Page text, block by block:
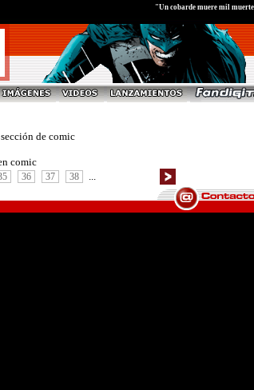
"Un cobarde muere mil
de comic
comic
36 37 38 ...